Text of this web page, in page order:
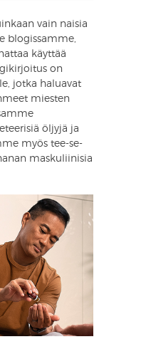
vain naisia
blogissamme,
käyttää
on
jotka haluavat
miesten
öljyjä ja
myös tee-se-
maskuliinisia